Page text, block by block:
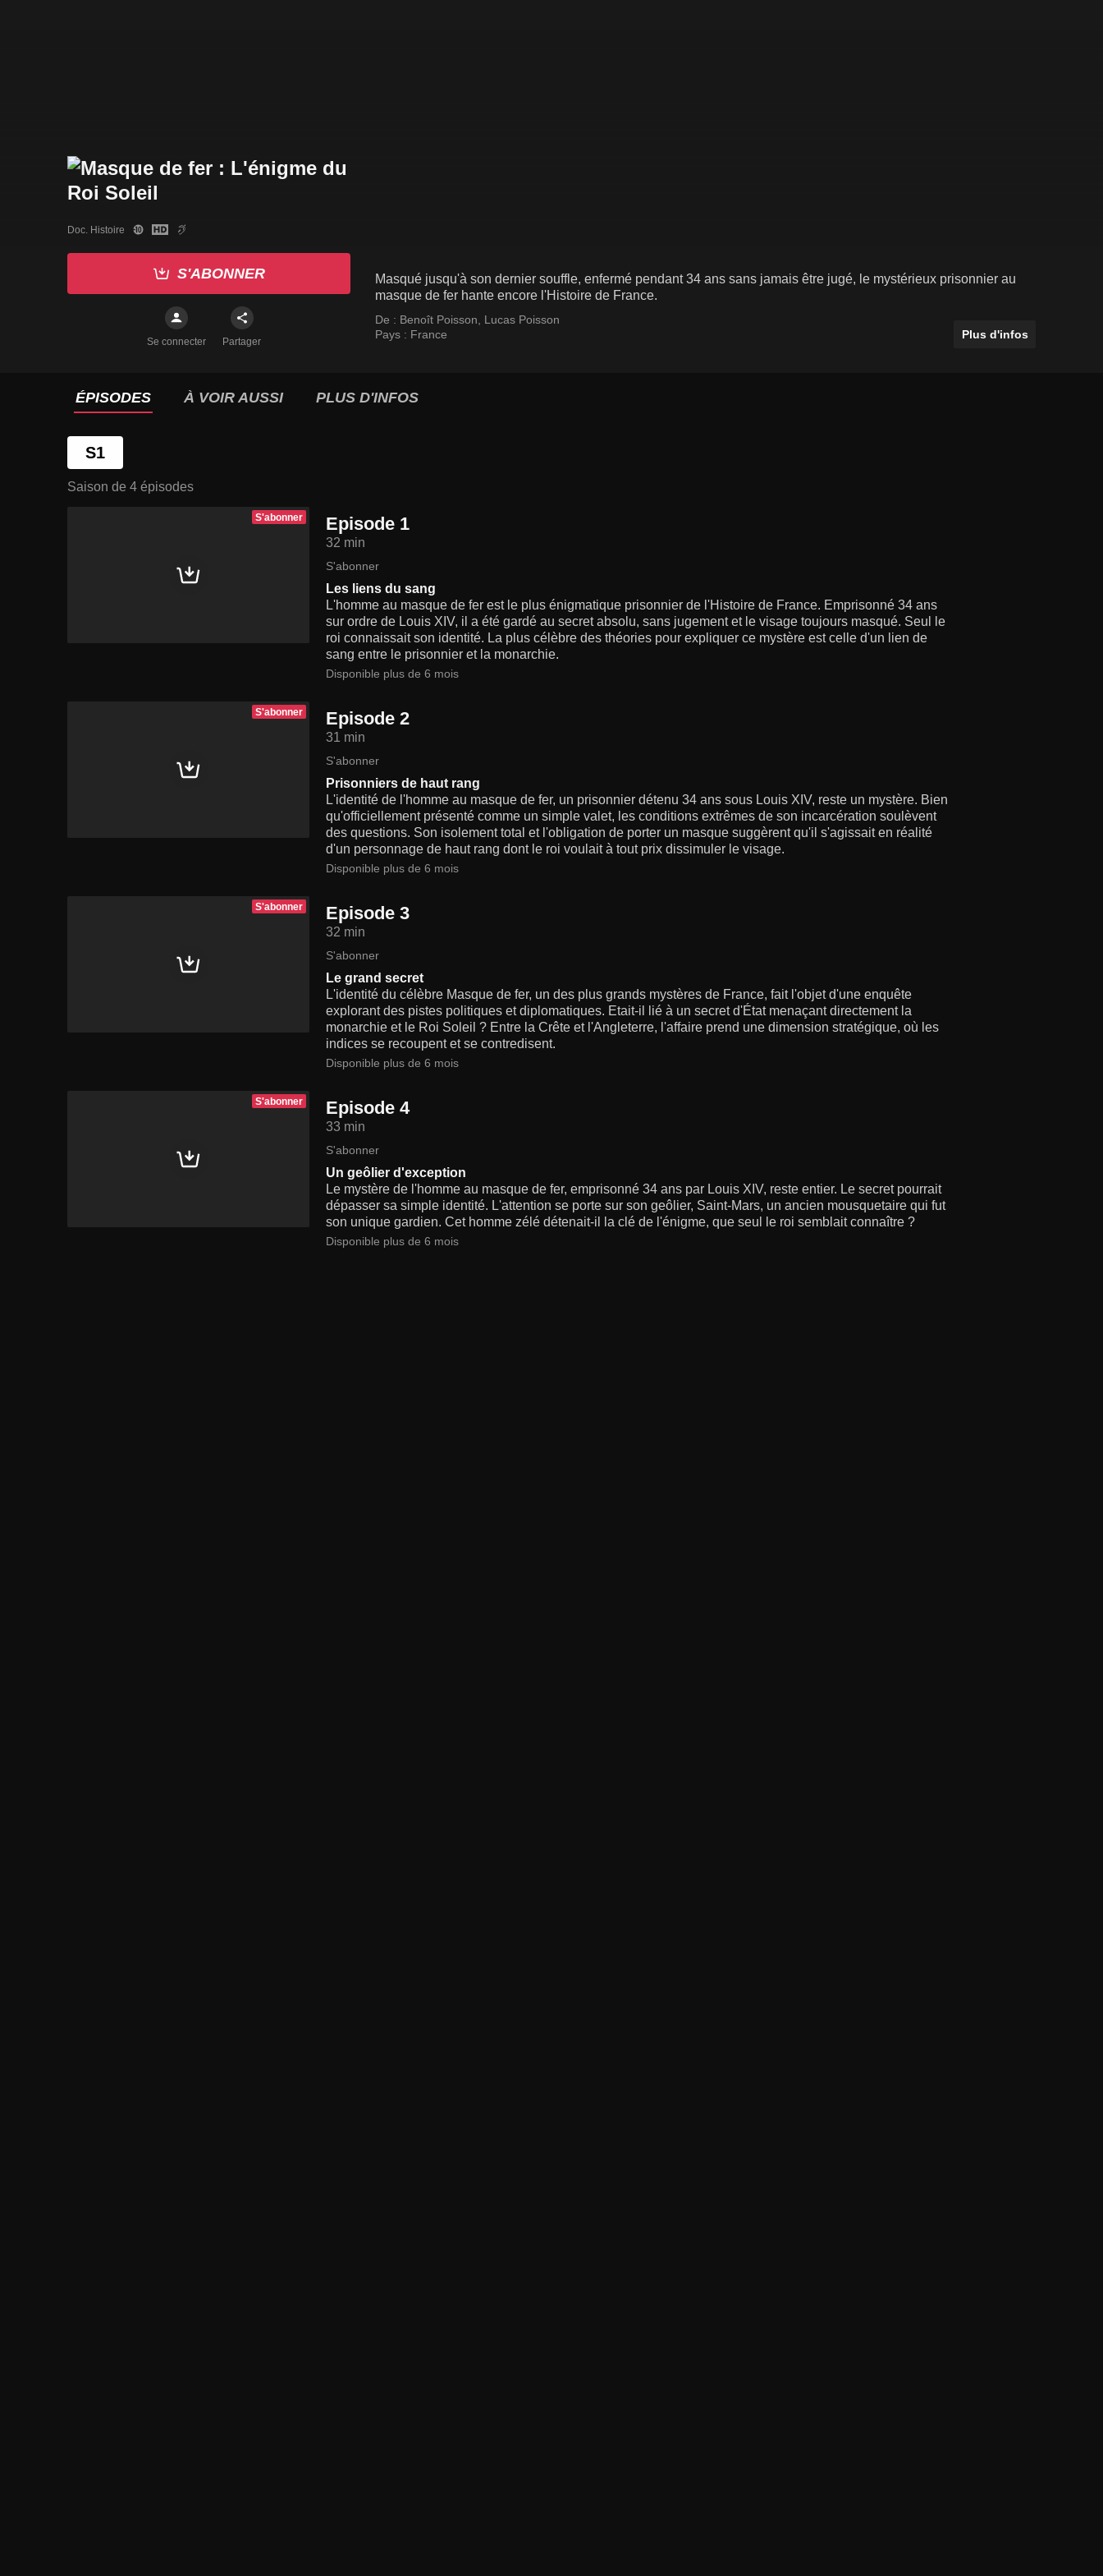
Doc. Histoire
S'ABONNER
Se connecter Partager
Masqué jusqu'à son dernier souffle, enfermé pendant 34 ans sans jamais être jugé, le mystérieux prisonnier au
masque de fer hante encore l'Histoire de France.
De : Benoît Poisson
Lucas Poisson
Pays : France Plus d'infos
ÉPISODES À VOIR AUSSI PLUS D'INFOS
S1
Saison de 4 épisodes
S'abonner Episode 1
32 min
S'abonner
Les liens du sang
L'homme au masque de fer est le plus énigmatique prisonnier de l'Histoire de France. Emprisonné 34 ans
sur ordre de Louis XIV, il a été gardé au secret absolu, sans jugement et le visage toujours masqué. Seul le
roi connaissait son identité. La plus célèbre des théories pour expliquer ce mystère est celle d'un lien de
sang entre le prisonnier et la monarchie.
Disponible plus de 6 mois
S'abonner Episode 2
31 min
S'abonner
Prisonniers de haut rang
L'identité de l'homme au masque de fer, un prisonnier détenu 34 ans sous Louis XIV, reste un mystère. Bien
qu'officiellement présenté comme un simple valet, les conditions extrêmes de son incarcération soulèvent
des questions. Son isolement total et l'obligation de porter un masque suggèrent qu'il s'agissait en réalité
d'un personnage de haut rang dont le roi voulait à tout prix dissimuler le visage.
Disponible plus de 6 mois
S'abonner Episode 3
32 min
S'abonner
Le grand secret
L'identité du célèbre Masque de fer, un des plus grands mystères de France, fait l'objet d'une enquête
explorant des pistes politiques et diplomatiques. Etait-il lié à un secret d'État menaçant directement la
monarchie et le Roi Soleil ? Entre la Crête et l'Angleterre, l'affaire prend une dimension stratégique, où les
indices se recoupent et se contredisent.
Disponible plus de 6 mois
S'abonner Episode 4
33 min
S'abonner
Un geôlier d'exception
Le mystère de l'homme au masque de fer, emprisonné 34 ans par Louis XIV, reste entier. Le secret pourrait
dépasser sa simple identité. L'attention se porte sur son geôlier, Saint-Mars, un ancien mousquetaire qui fut
son unique gardien. Cet homme zélé détenait-il la clé de l'énigme, que seul le roi semblait connaître ?
Disponible plus de 6 mois